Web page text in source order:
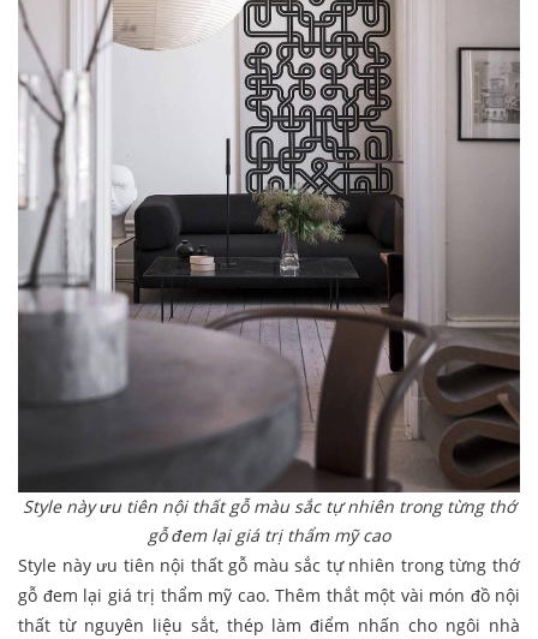
Style này ưu tiên nội thất gỗ màu sắc tự nhiên trong từng thớ
gỗ đem lại giá trị thẩm mỹ cao
Style này ưu tiên nội thất gỗ màu sắc tự nhiên trong từng thớ
gỗ đem lại giá trị thẩm mỹ cao. Thêm thắt một vài món đồ nội
thất từ nguyên liệu sắt, thép làm điểm nhấn cho ngôi nhà